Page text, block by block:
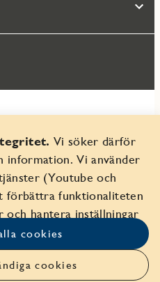
Vi söker därför
information. Vi använder
(Youtube och
förbättra funktionaliteten
och hantera inställningar
cookies
cookies
AB
556359-9082